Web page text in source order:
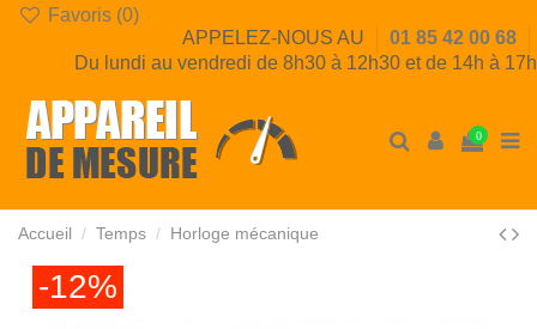
Favoris (0)
APPELEZ-NOUS AU
01 85 42 00 68
Du lundi au vendredi de 8h30 à 12h30 et de 14h à 17h
0
Accueil Temps Horloge mécanique
-12%